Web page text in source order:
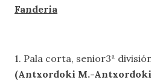
Fanderia
1. Pala corta, senior3ª
(Antxordoki M.-Antxordoki